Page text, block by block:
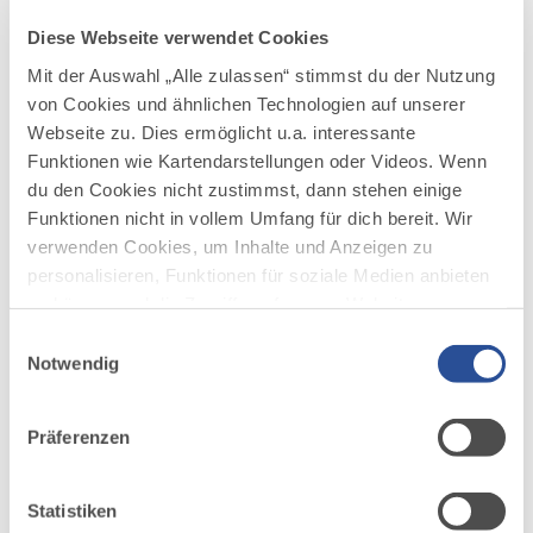
Diese Webseite verwendet Cookies
Mit der Auswahl „Alle zulassen“ stimmst du der Nutzung
von Cookies und ähnlichen Technologien auf unserer
Webseite zu. Dies ermöglicht u.a. interessante
Funktionen wie Kartendarstellungen oder Videos. Wenn
du den Cookies nicht zustimmst, dann stehen einige
Funktionen nicht in vollem Umfang für dich bereit. Wir
verwenden Cookies, um Inhalte und Anzeigen zu
personalisieren, Funktionen für soziale Medien anbieten
deiner Verwendung unserer Website an unsere Partner
möglicherweise mit weiteren Daten zusammen, die du
Nutzung der Dienste gesammelt haben.
Notwendig
Präferenzen
Statistiken
9,2 km 3:45 h
AUFSTIEG
399 m
SCHWIERIGKEIT
mittel
WANDERTOUR
4
Jakobus-Pilgerweg Ost
©
Traunried - Kirch-Siebnach -
- Dirlewang - Köngetried - Mussenhausen - Markt
79,5 km
mehr